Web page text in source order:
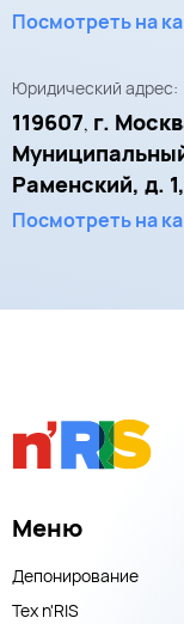
Посмотреть на
Юридический адрес:
119607, г.
Раменский, д.
Посмотреть на
Меню
Депонирование
Тех n'RIS